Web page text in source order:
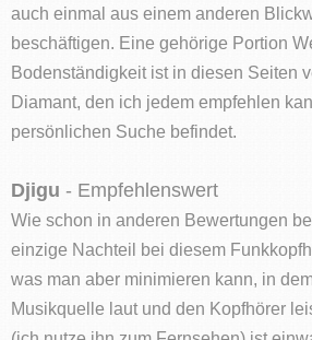
auch einmal aus einem anderen
beschäftigen. Eine gehörige Portion
Bodenständigkeit ist in diesen Seiten
Diamant, den ich jedem empfehlen
persönlichen Suche befindet.
Djigu - Empfehlenswert
Wie schon in anderen Bewertungen
einzige Nachteil bei diesem
was man aber minimieren kann, in
Musikquelle laut und den Kopfhörer